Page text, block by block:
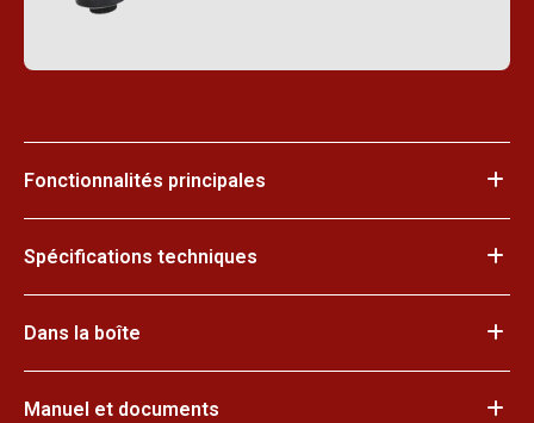
Fonctionnalités principales
Spécifications techniques
Dans la boîte
Manuel et documents